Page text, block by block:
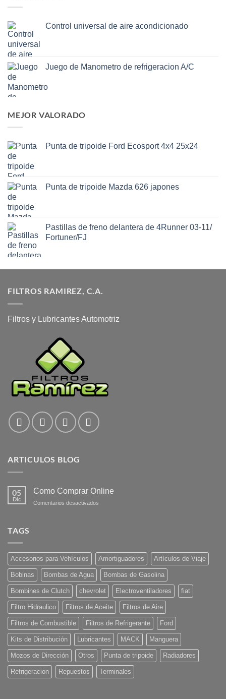
Control universal de aire acondicionado
Juego de Manometro de refrigeracion A/C
MEJOR VALORADO
Punta de tripoide Ford Ecosport 4x4 25x24
Punta de tripoide Mazda 626 japones
Pastillas de freno delantera de 4Runner 03-11/
Fortuner/FJ
FILTROS RAMIREZ, C.A.
Filtros y Lubricantes Automotriz
ARTICULOS BLOG
05
Dic
Como Comprar Online
Comentarios desactivados
TAGS
Accesorios para Vehículos Amortiguadores Artículos de Viaje
Bobinas Bombas de Agua Bombas de Gasolina
Bombines de Clutch chevrolet Electroventiladores fiat
Filtro Hidraulico Filtros de Aceite Filtros de Aire
Filtros de Combustible Filtros de Refrigerante Ford
Kits de Distribución Lubricantes MACK Manguera
Mozos de Dirección Otros Punta de tripoide Radiadores
Refrigeracion Repuestos Terminales